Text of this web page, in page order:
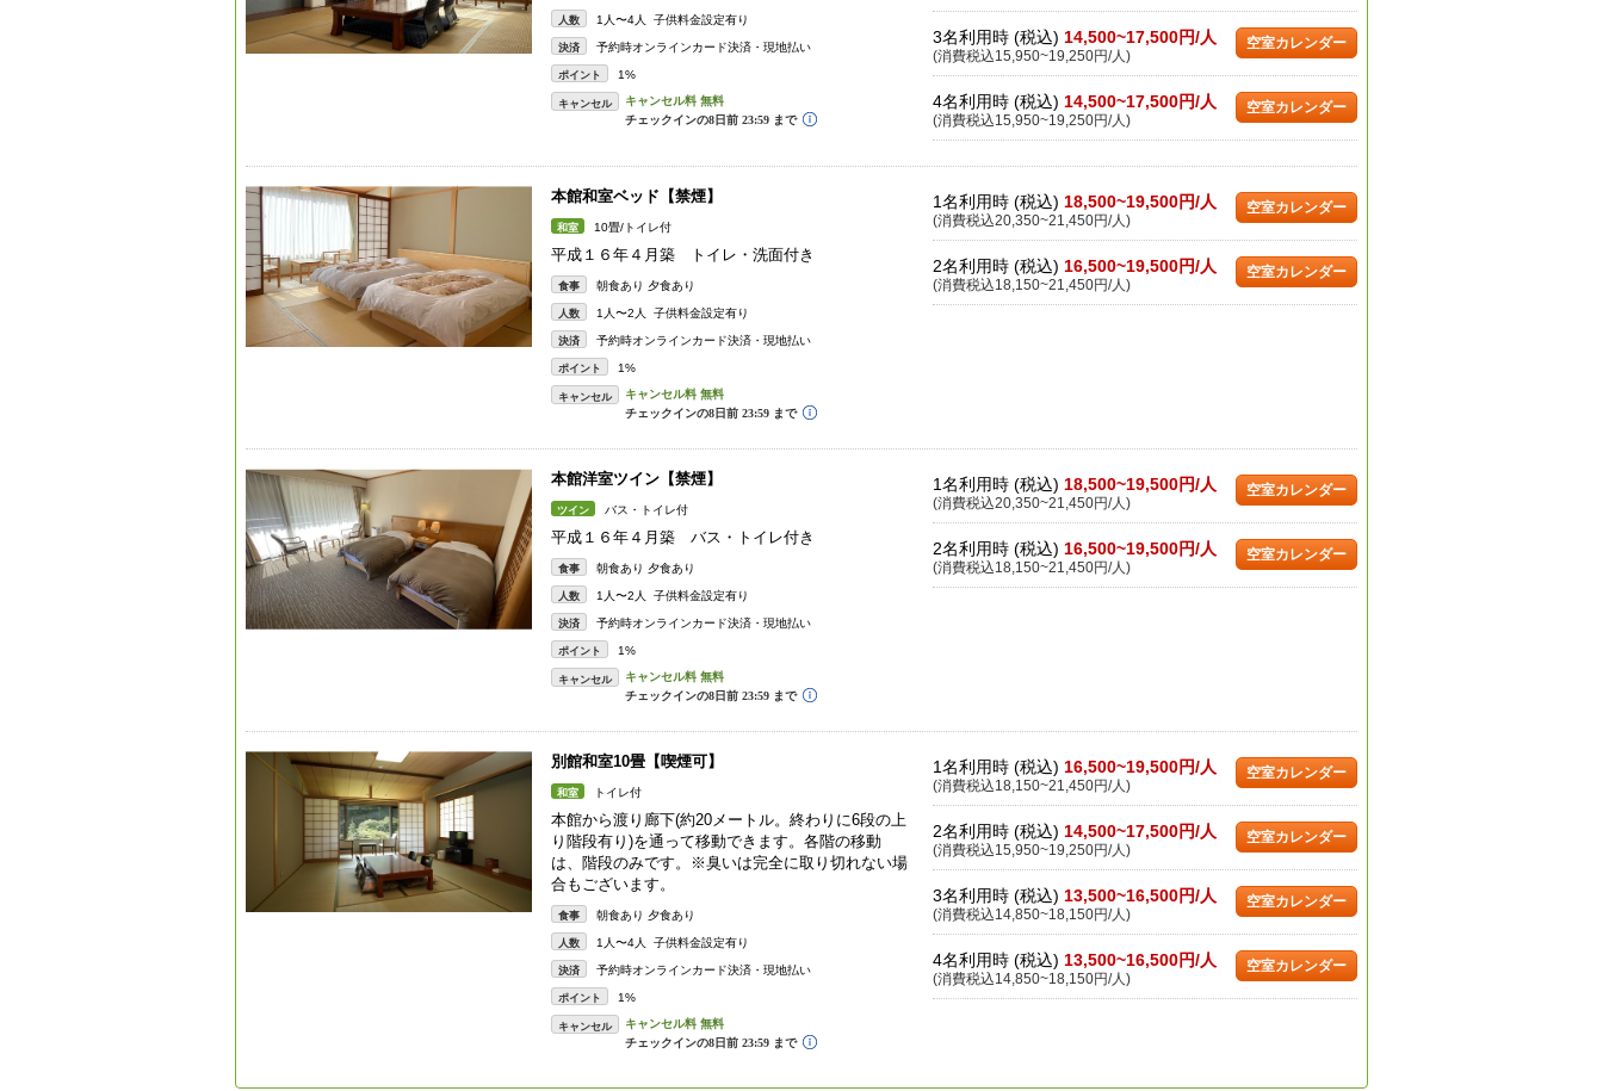
人数 1人〜4人 子供料金設定有り
決済 予約時オンラインカード決済・現地払い
ポイント 1%
キャンセル
3名利用時 (税込) 14,500~17,500円/人
(消費税込15,950~19,250円/人)
空室カレンダー
4名利用時 (税込) 14,500~17,500円/人
(消費税込15,950~19,250円/人)
空室カレンダー
本館和室ベッド【禁煙】
和室 10畳/トイレ付
平成１６年４月築 トイレ・洗面付き
食事 朝食あり 夕食あり
人数 1人〜2人 子供料金設定有り
決済 予約時オンラインカード決済・現地払い
ポイント 1%
キャンセル
1名利用時 (税込) 18,500~19,500円/人
(消費税込20,350~21,450円/人)
空室カレンダー
2名利用時 (税込) 16,500~19,500円/人
(消費税込18,150~21,450円/人)
空室カレンダー
本館洋室ツイン【禁煙】
ツイン バス・トイレ付
平成１６年４月築 バス・トイレ付き
食事 朝食あり 夕食あり
人数 1人〜2人 子供料金設定有り
決済 予約時オンラインカード決済・現地払い
ポイント 1%
キャンセル
1名利用時 (税込) 18,500~19,500円/人
(消費税込20,350~21,450円/人)
空室カレンダー
2名利用時 (税込) 16,500~19,500円/人
(消費税込18,150~21,450円/人)
空室カレンダー
別館和室10畳【喫煙可】
和室 トイレ付
本館から渡り廊下(約20メートル。終わりに6段の上
り階段有り)を通って移動できます。各階の移動
は、階段のみです。※臭いは完全に取り切れない場
合もございます。
食事 朝食あり 夕食あり
人数 1人〜4人 子供料金設定有り
決済 予約時オンラインカード決済・現地払い
ポイント 1%
キャンセル
1名利用時 (税込) 16,500~19,500円/人
(消費税込18,150~21,450円/人)
空室カレンダー
2名利用時 (税込) 14,500~17,500円/人
(消費税込15,950~19,250円/人)
空室カレンダー
3名利用時 (税込) 13,500~16,500円/人
(消費税込14,850~18,150円/人)
空室カレンダー
4名利用時 (税込) 13,500~16,500円/人
(消費税込14,850~18,150円/人)
空室カレンダー